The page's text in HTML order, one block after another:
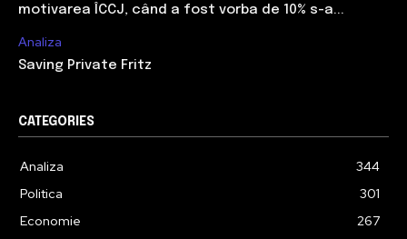
motivarea ÎCCJ, când a fost vorba de 10% s-a...
Analiza
Saving Private Fritz
CATEGORIES
Analiza
344
Politica
301
Economie
267